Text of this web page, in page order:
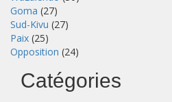
Goma (27)
Sud-Kivu (27)
Paix (25)
Opposition (24)
Catégories